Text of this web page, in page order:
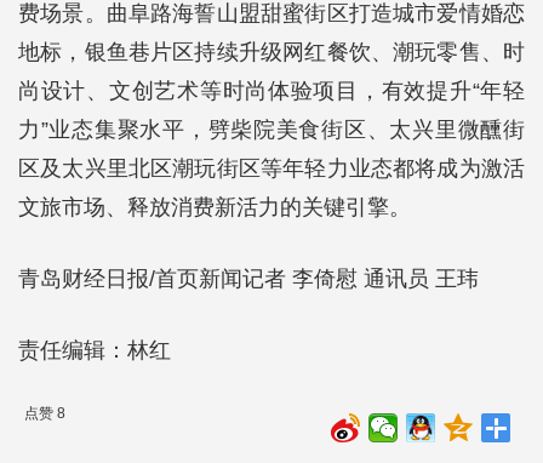
费场景。曲阜路海誓山盟甜蜜街区打造城市爱情婚恋
地标，银鱼巷片区持续升级网红餐饮、潮玩零售、时
尚设计、文创艺术等时尚体验项目，有效提升“年轻
力”业态集聚水平，劈柴院美食街区、太兴里微醺街
区及太兴里北区潮玩街区等年轻力业态都将成为激活
文旅市场、释放消费新活力的关键引擎。
青岛财经日报/首页新闻记者 李倚慰 通讯员 王玮
责任编辑：林红
点赞 8